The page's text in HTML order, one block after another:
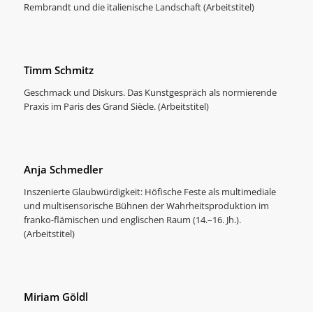
Rembrandt und die italienische Landschaft (Arbeitstitel)
Timm Schmitz
Geschmack und Diskurs. Das Kunstgespräch als normierende
Praxis im Paris des Grand Siècle. (Arbeitstitel)
Anja Schmedler
Inszenierte Glaubwürdigkeit: Höfische Feste als multimediale
und multisensorische Bühnen der Wahrheitsproduktion im
franko-flämischen und englischen Raum (14.–16. Jh.).
(Arbeitstitel)
Miriam Göldl